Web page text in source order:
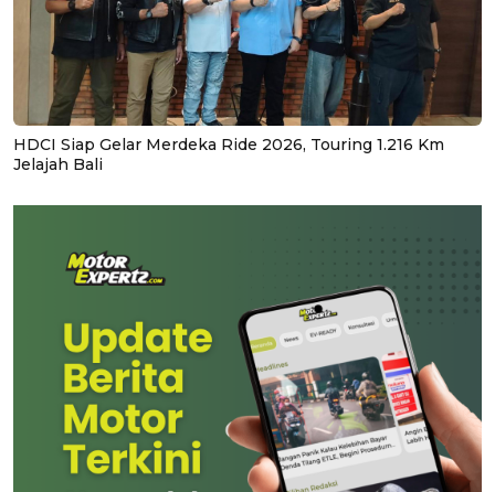
HDCI Siap Gelar Merdeka Ride 2026, Touring 1.216 Km
Jelajah Bali